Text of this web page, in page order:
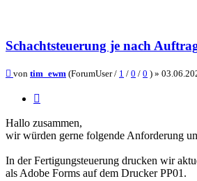
Schachtsteuerung je nach
Beitrag
von tim_ewm (ForumUser / 1 / 0 / 0 ) »
Hallo zusammen,
wir würden gerne folgende Anforderung
In der Fertigungsteuerung drucken wir
als Adobe Forms auf dem Drucker PP01.